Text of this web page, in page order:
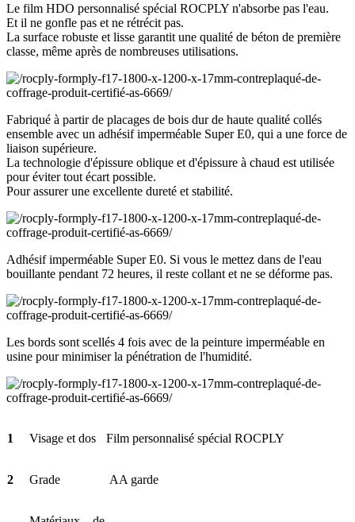
Le film HDO personnalisé spécial ROCPLY n'absorbe pas l'eau.
Et il ne gonfle pas et ne rétrécit pas.
La surface robuste et lisse garantit une qualité de béton de première
classe, même après de nombreuses utilisations.
Fabriqué à partir de placages de bois dur de haute qualité collés
ensemble avec un adhésif imperméable Super E0, qui a une force de
liaison supérieure.
La technologie d'épissure oblique et d'épissure à chaud est utilisée
pour éviter tout écart possible.
Pour assurer une excellente dureté et stabilité.
Adhésif imperméable Super E0. Si vous le mettez dans de l'eau
bouillante pendant 72 heures, il reste collant et ne se déforme pas.
Les bords sont scellés 4 fois avec de la peinture imperméable en
usine pour minimiser la pénétration de l'humidité.
1 Visage et dos Film personnalisé spécial ROCPLY
2 Grade AA garde